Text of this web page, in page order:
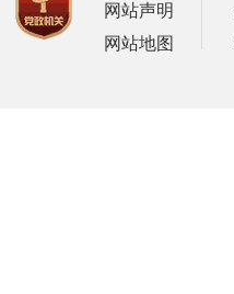
网站声明
网站地图